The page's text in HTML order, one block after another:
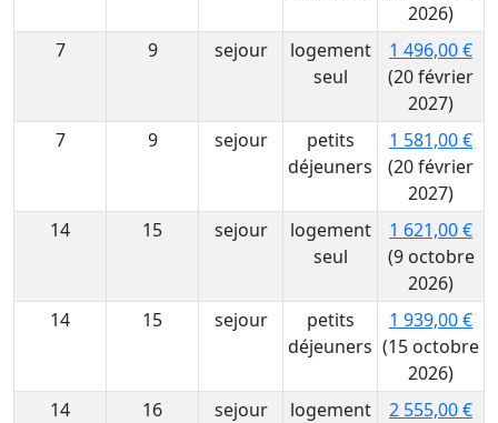
2026)
7
9 sejour
logement
seul
1 496,00 €
(20 février
2027)
7
9 sejour
petits
déjeuners
1 581,00 €
(20 février
2027)
14
15 sejour
logement
seul
1 621,00 €
(9 octobre
2026)
14
15 sejour
petits
déjeuners
1 939,00 €
(15 octobre
2026)
14
16 sejour
logement
2 555,00 €